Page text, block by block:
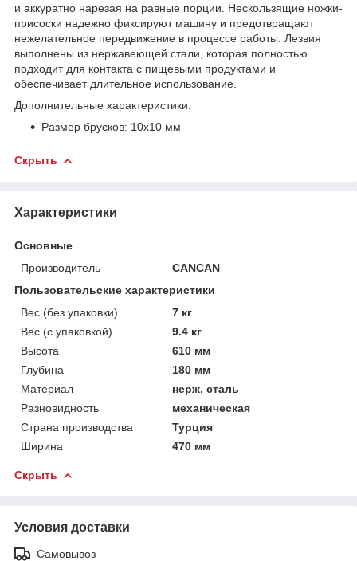
и аккуратно нарезая на равные порции. Нескользящие ножки-
присоски надежно фиксируют машину и предотвращают
нежелательное передвижение в процессе работы. Лезвия
выполнены из нержавеющей стали, которая полностью
подходит для контакта с пищевыми продуктами и
обеспечивает длительное использование.
Дополнительные характеристики:
Размер брусков: 10х10 мм
Скрыть
Характеристики
Основные
Производитель
CANCAN
Пользовательские характеристики
Вес (без упаковки)
7 кг
Вес (с упаковкой)
9.4 кг
Высота
610 мм
Глубина
180 мм
Материал
нерж. сталь
Разновидность
механическая
Страна производства
Турция
Ширина
470 мм
Скрыть
Условия доставки
Самовывоз